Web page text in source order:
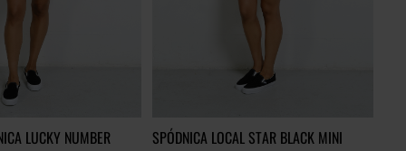
LUCKY NUMBER
SPÓDNICA LOCAL STAR BLACK MINI